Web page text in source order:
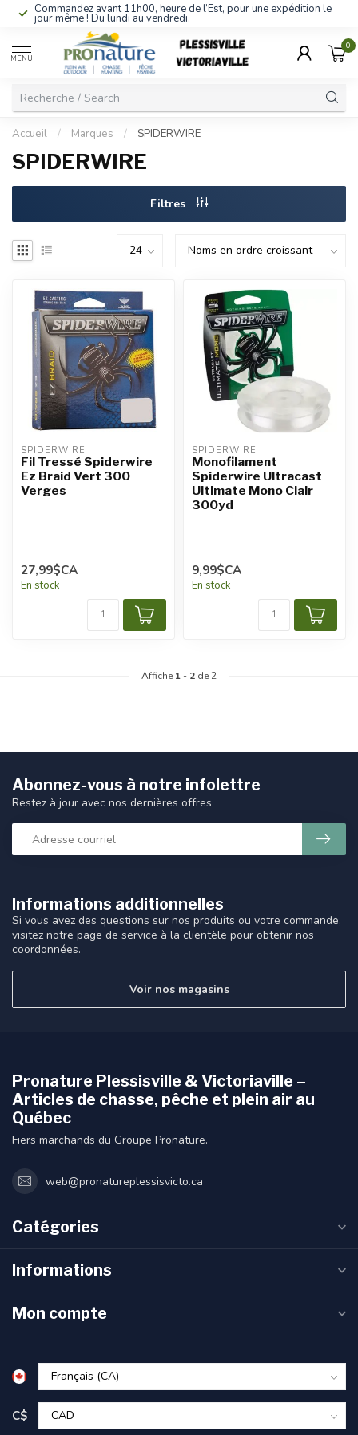
Commandez avant 11h00, heure de l’Est, pour une expédition le
jour même ! Du lundi au vendredi.
MENU
0
Accueil / Marques / SPIDERWIRE
SPIDERWIRE
Filtres
SPIDERWIRE
Fil Tressé Spiderwire
Ez Braid Vert 300
Verges
27,99$CA
En stock
SPIDERWIRE
Monofilament
Spiderwire Ultracast
Ultimate Mono Clair
300yd
9,99$CA
En stock
Affiche 1 - 2 de 2
Informations additionnelles
Si vous avez des questions sur nos produits ou votre commande,
visitez notre page de service à la clientèle pour obtenir nos
coordonnées.
Voir nos magasins
Abonnez-vous à notre infolettre
Restez à jour avec nos dernières offres
Pronature Plessisville & Victoriaville –
Articles de chasse, pêche et plein air au
Québec
Fiers marchands du Groupe Pronature.
web@pronatureplessisvicto.ca
Catégories
Informations
Mon compte
C$